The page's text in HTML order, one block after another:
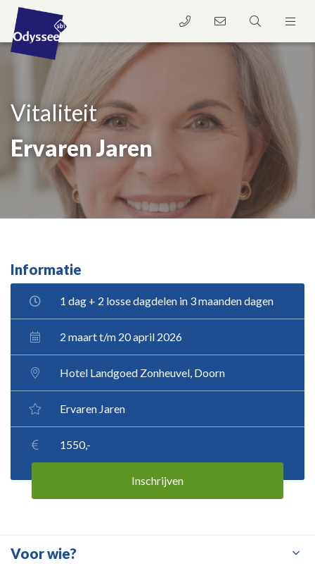
Vitaliteit
Ervaren Jaren
Informatie
1 dag + 2 losse dagdelen in 3 maanden dagen
2 maart t/m 20 april 2026
Hotel Landgoed Zonheuvel, Doorn
Ervaren Jaren
1550,-
Inschrijven
Voor wie?